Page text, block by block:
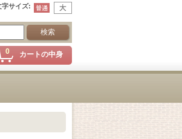
字サイズ:
0 カートの中身